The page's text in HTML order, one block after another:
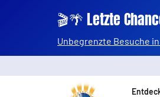
🎬🌴 Letzte
Unbegrenzte Besuche